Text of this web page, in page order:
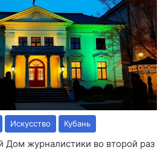
Искусство Кубань
Дом журналистики во второй раз